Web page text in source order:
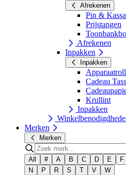
Afrekenen
Pin &
Prijstangen
Afrekenen
Inpakken
Inpakken
Cadeau
Krullint
Inpakken
Merken
Merken
All # A B C D E F
N
P R S T V W